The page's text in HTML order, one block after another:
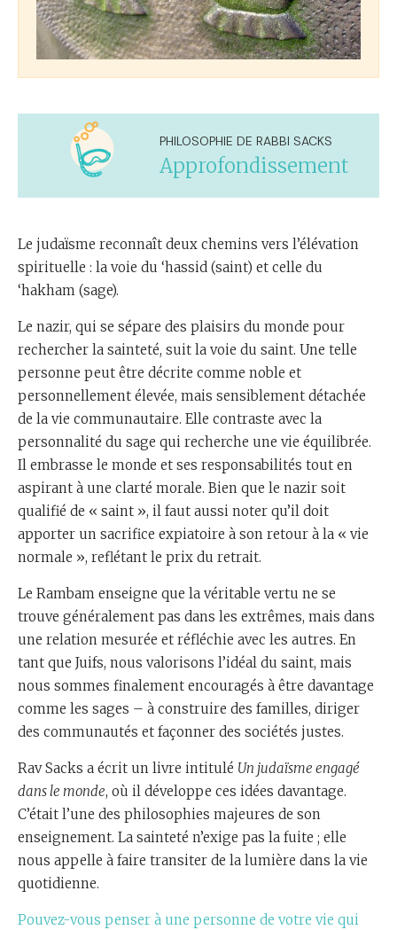
PHILOSOPHIE DE RABBI SACKS
Approfondissement
Le judaïsme reconnaît deux chemins vers l’élévation
spirituelle : la voie du ‘hassid (saint) et celle du
‘hakham (sage).
Le nazir, qui se sépare des plaisirs du monde pour
rechercher la sainteté, suit la voie du saint. Une telle
personne peut être décrite comme noble et
personnellement élevée, mais sensiblement détachée
de la vie communautaire. Elle contraste avec la
personnalité du sage qui recherche une vie équilibrée.
Il embrasse le monde et ses responsabilités tout en
aspirant à une clarté morale. Bien que le nazir soit
qualifié de « saint », il faut aussi noter qu’il doit
apporter un sacrifice expiatoire à son retour à la « vie
normale », reflétant le prix du retrait.
Le Rambam enseigne que la véritable vertu ne se
trouve généralement pas dans les extrêmes, mais dans
une relation mesurée et réfléchie avec les autres. En
tant que Juifs, nous valorisons l’idéal du saint, mais
nous sommes finalement encouragés à être davantage
comme les sages – à construire des familles, diriger
des communautés et façonner des sociétés justes.
Rav Sacks a écrit un livre intitulé Un judaïsme engagé
dans le monde, où il développe ces idées davantage.
C’était l’une des philosophies majeures de son
enseignement. La sainteté n’exige pas la fuite ; elle
nous appelle à faire transiter de la lumière dans la vie
quotidienne.
Pouvez-vous penser à une personne de votre vie qui